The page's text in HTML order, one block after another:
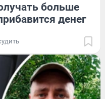
больше
денег